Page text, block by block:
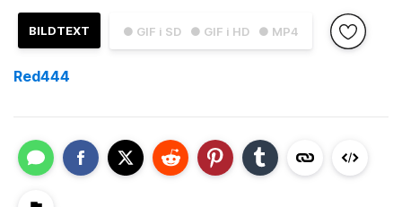
● GIF i SD ● GIF i HD ● MP4
BILDTEXT
Red444